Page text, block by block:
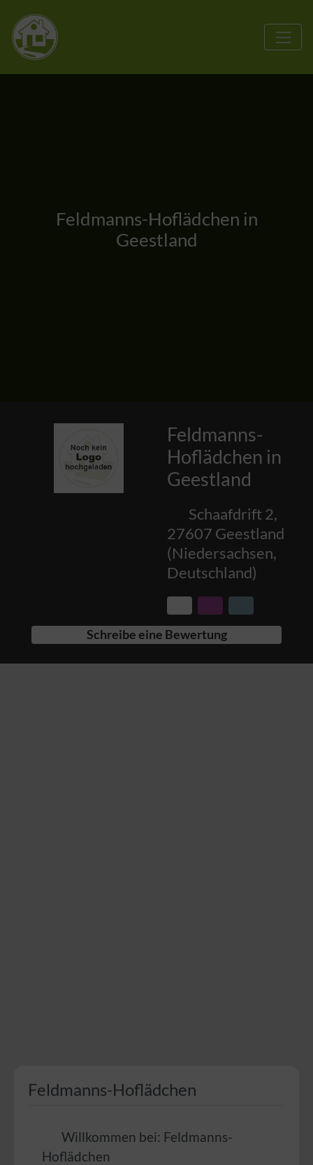
Feldmanns-Hoflädchen in
Geestland
Feldmanns-
Hoflädchen in
Geestland
Schaafdrift 2,
27607 Geestland
(Niedersachsen,
Deutschland)
Schreibe eine Bewertung
Feldmanns-Hoflädchen
Willkommen bei: Feldmanns-
Hoflädchen